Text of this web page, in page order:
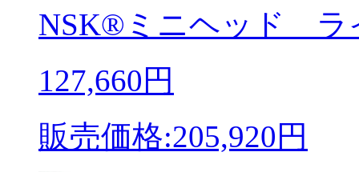
NSK®ミニヘッド ラ
127,660円
販売価格:205,920円